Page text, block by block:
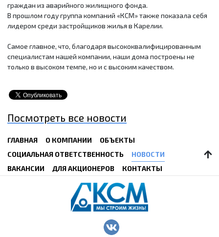
граждан из аварийного жилищного фонда.
В прошлом году группа компаний «КСМ» также показала себя
лидером среди застройщиков жилья в Карелии.
Самое главное, что, благодаря высококвалифицированным
специалистам нашей компании, наши дома построены не
только в высоком темпе, но и с высоким качеством.
Посмотреть все новости
ГЛАВНАЯ О КОМПАНИИ
ОБЪЕКТЫ
СОЦИАЛЬНАЯ ОТВЕТСТВЕННОСТЬ
НОВОСТИ
ВАКАНСИИ
ДЛЯ АКЦИОНЕРОВ КОНТАКТЫ